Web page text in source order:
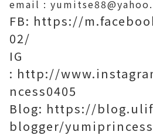
email :
FB: https://
02/
IG
: http://
ncess0405
Blog: https://
blogger/yumiprincess